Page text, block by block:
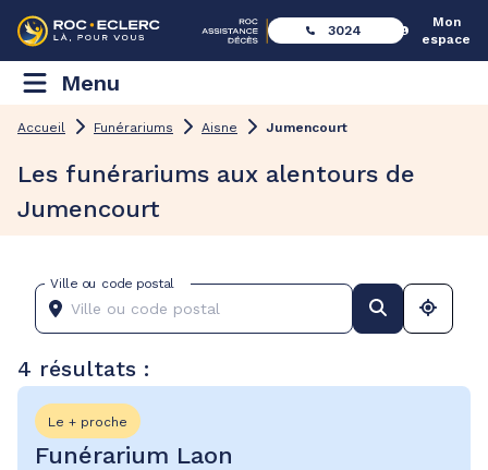
3024
Mon
espace
Menu
Accueil Funérariums Aisne Jumencourt
Les funérariums aux alentours de
Jumencourt
Ville ou code postal
4 résultats :
Le + proche
Funérarium Laon